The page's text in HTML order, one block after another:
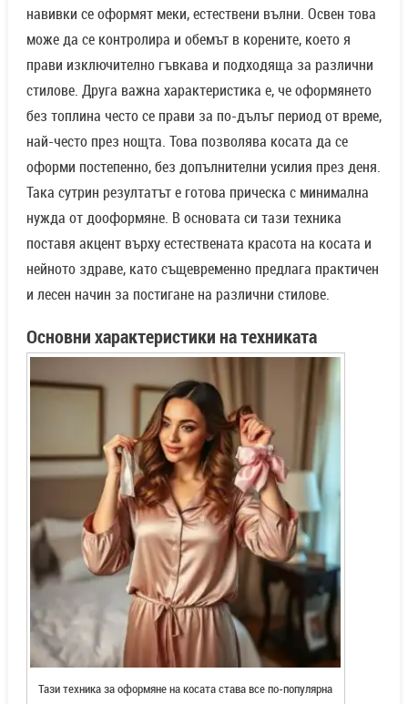
навивки се оформят меки, естествени вълни. Освен това
може да се контролира и обемът в корените, което я
прави изключително гъвкава и подходяща за различни
стилове. Друга важна характеристика е, че оформянето
без топлина често се прави за по-дълъг период от време,
най-често през нощта. Това позволява косата да се
оформи постепенно, без допълнителни усилия през деня.
Така сутрин резултатът е готова прическа с минимална
нужда от дооформяне. В основата си тази техника
поставя акцент върху естествената красота на косата и
нейното здраве, като същевременно предлага практичен
и лесен начин за постигане на различни стилове.
Основни характеристики на техниката
Тази техника за оформяне на косата става все по-популярна